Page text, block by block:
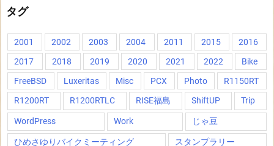
タグ
2001 2002 2003 2004 2011 2015
2016
2017
2018 2019 2020 2021 2022
Bike
FreeBSD
Luxeritas Misc PCX Photo
R1150RT
R1200RT
R1200RTLC RISE福島 ShiftUP Trip
WordPress Work じゃ豆
ひめさゆりバイクミーティング スタンプラリー